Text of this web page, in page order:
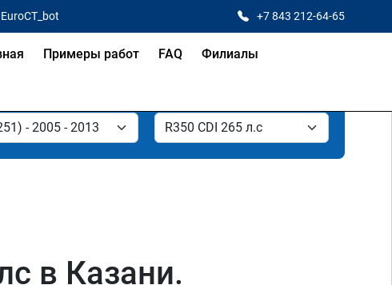
+7 843 212-64-65
Примеры работ FAQ Филиалы
в Казани.